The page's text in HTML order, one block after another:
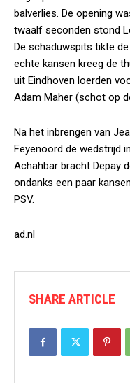
balverlies. De opening
twaalf seconden stond
De schaduwspits tikte
echte kansen kreeg de
uit Eindhoven loerden
Adam Maher (schot op
Na het inbrengen van
Feyenoord de wedstrijd
Achahbar bracht Depay
ondanks een paar
PSV.
ad.nl
SHARE ARTICLE